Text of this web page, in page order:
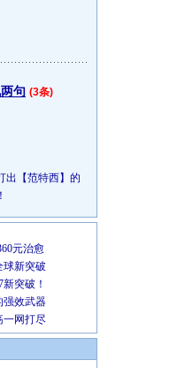
句 (3条)
出【范特西】的